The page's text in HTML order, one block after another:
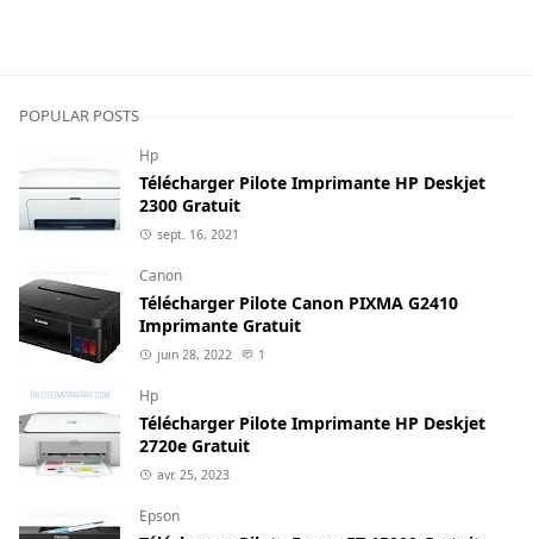
POPULAR POSTS
Hp
Télécharger Pilote Imprimante HP Deskjet
2300 Gratuit
sept. 16, 2021
Canon
Télécharger Pilote Canon PIXMA G2410
Imprimante Gratuit
juin 28, 2022 1
Hp
Télécharger Pilote Imprimante HP Deskjet
2720e Gratuit
avr. 25, 2023
Epson